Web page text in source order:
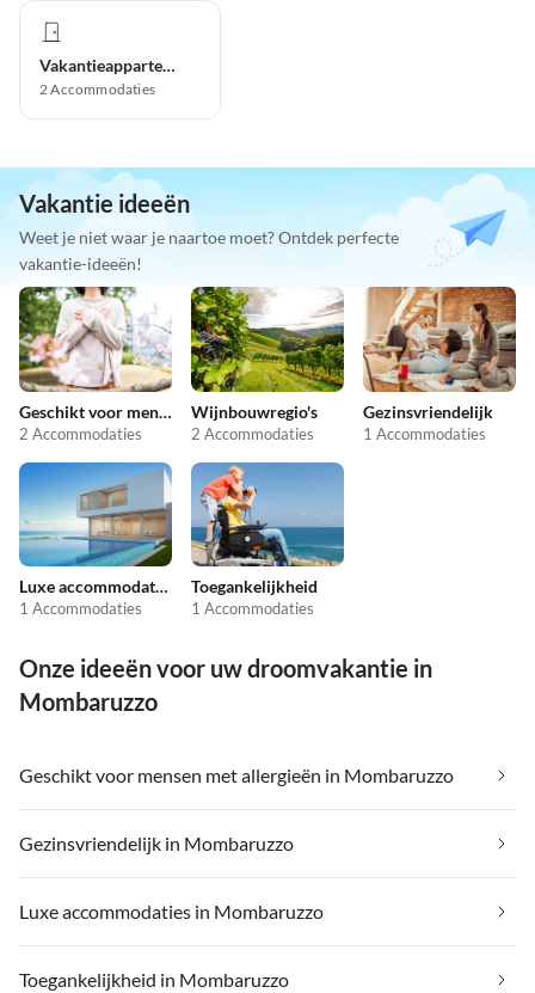
Vakantieappartement
2Accommodaties
Vakantie ideeën
Weet je niet waar je naartoe moet? Ontdek perfecte
vakantie-ideeën!
Geschikt voor mensen met allergieën
2 Accommodaties
Wijnbouwregio's
2 Accommodaties
Gezinsvriendelijk
1 Accommodaties
Luxe accommodaties
1 Accommodaties
Toegankelijkheid
1 Accommodaties
Onze ideeën voor uw droomvakantie in
Mombaruzzo
Geschikt voor mensen met allergieën in Mombaruzzo
Gezinsvriendelijk in Mombaruzzo
Luxe accommodaties in Mombaruzzo
Toegankelijkheid in Mombaruzzo